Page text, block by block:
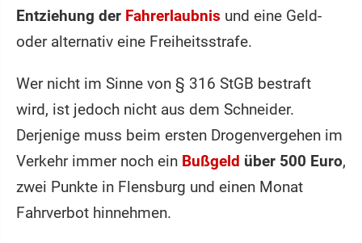
Entziehung der Fahrerlaubnis und eine Geld-
oder alternativ eine Freiheitsstrafe.
Wer nicht im Sinne von § 316 StGB bestraft
wird, ist jedoch nicht aus dem Schneider.
Derjenige muss beim ersten Drogenvergehen im
Verkehr immer noch ein Bußgeld über 500 Euro,
zwei Punkte in Flensburg und einen Monat
Fahrverbot hinnehmen.